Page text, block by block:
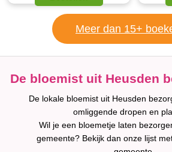
Meer dan 15+
De bloemist uit Heusden
De lokale bloemist uit Heusden
omliggende dropen en
Wil je een bloemetje laten
gemeente? Bekijk dan onze lijst